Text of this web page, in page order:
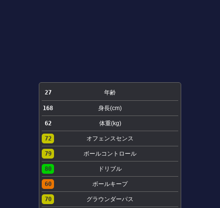
27 年齢
168 身長(cm)
62 体重(kg)
72 オフェンスセンス
79 ボールコントロール
80 ドリブル
60 ボールキープ
70 グラウンダーパス